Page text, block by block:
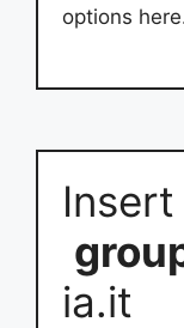
options
ia.it